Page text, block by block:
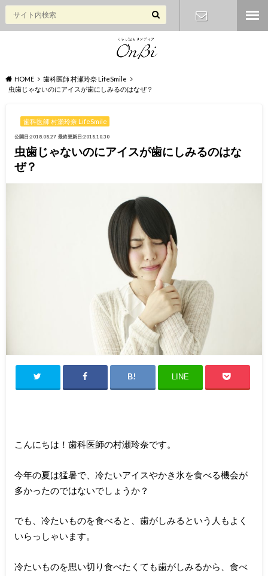
HOME
歯科医師 村瀬玲奈 LifeSmile
虫歯じゃないのにアイスが歯にしみるのはなぜ？
歯科医師 村瀬玲奈 LifeSmile
公開日:2018.08.27 最終更新日:2018.10.30
虫歯じゃないのにアイスが歯にしみるのはな
ぜ？
LINE
こんにちは！歯科医師の村瀬玲奈です。
今年の夏は猛暑で、冷たいアイスやかき氷を食べる機会が
多かったのではないでしょうか？
でも、冷たいものを食べると、歯がしみるという人もよく
いらっしゃいます。
冷たいものを思い切り食べたくても歯がしみるから、食べ